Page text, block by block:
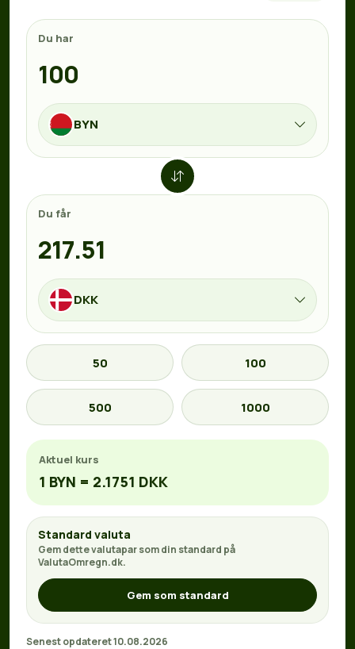
Du har
BYN
Du får
DKK
50 100
500 1000
Aktuel kurs
1 BYN = 2.1751 DKK
Standard valuta
Gem dette valutapar som din standard på
ValutaOmregn.dk.
Gem som standard
Senest opdateret 10.08.2026